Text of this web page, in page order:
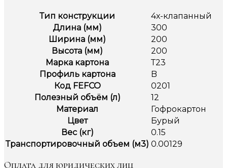
Тип конструкции
4х-клапанный
Длина (мм)
300
Ширина (мм)
200
Высота (мм)
200
Марка картона
Т23
Профиль картона
B
Код FEFCO
0201
Полезный объём (л)
12
Материал
Гофрокартон
Цвет
Бурый
Вес (кг)
0.15
Транспортировочный объем (м3) 0.00129
Оплата для юридических лиц